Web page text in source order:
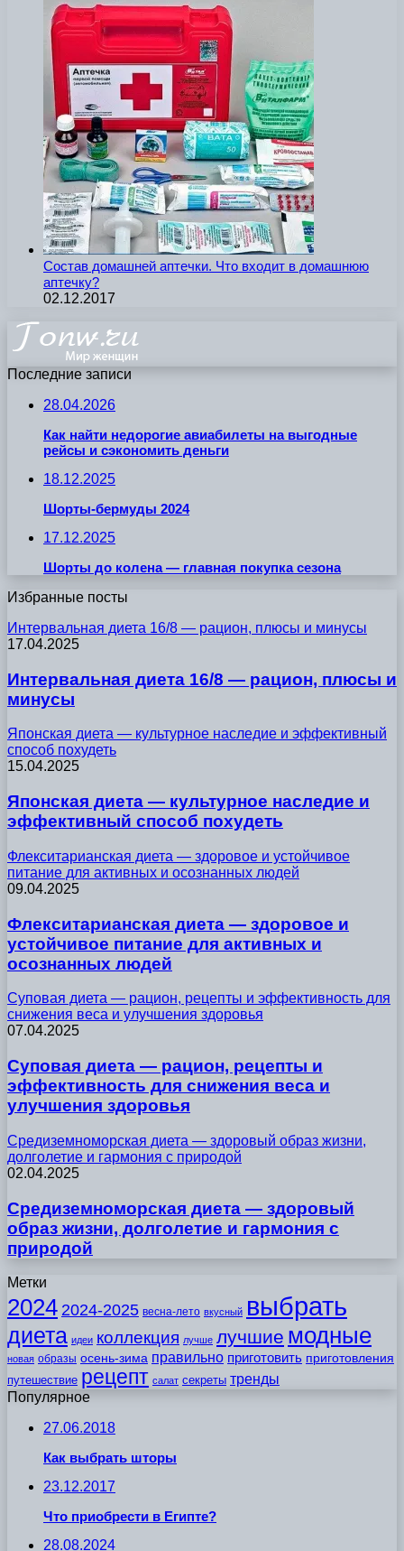
Состав домашней аптечки. Что входит в домашнюю
аптечку?
02.12.2017
Последние записи
28.04.2026
Как найти недорогие авиабилеты на выгодные
рейсы и сэкономить деньги
18.12.2025
Шорты-бермуды 2024
17.12.2025
Шорты до колена — главная покупка сезона
Избранные посты
Интервальная диета 16/8 — рацион, плюсы и минусы
17.04.2025
Интервальная диета 16/8 — рацион, плюсы и
минусы
Японская диета — культурное наследие и эффективный
способ похудеть
15.04.2025
Японская диета — культурное наследие и
эффективный способ похудеть
Флекситарианская диета — здоровое и устойчивое
питание для активных и осознанных людей
09.04.2025
Флекситарианская диета — здоровое и
устойчивое питание для активных и
осознанных людей
Суповая диета — рацион, рецепты и эффективность для
снижения веса и улучшения здоровья
07.04.2025
Суповая диета — рацион, рецепты и
эффективность для снижения веса и
улучшения здоровья
Средиземноморская диета — здоровый образ жизни,
долголетие и гармония с природой
02.04.2025
Средиземноморская диета — здоровый
образ жизни, долголетие и гармония с
природой
Метки
2024 2024-2025 весна-лето вкусный выбрать
диета идеи коллекция лучше лучшие модные
новая образы осень-зима правильно приготовить приготовления
путешествие рецепт салат секреты тренды
Популярное
27.06.2018
Как выбрать шторы
23.12.2017
Что приобрести в Египте?
28.08.2024